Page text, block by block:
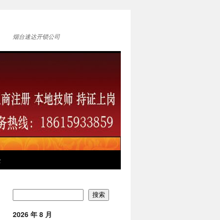
烟台速达开锁公司
搜索
2026 年 8 月